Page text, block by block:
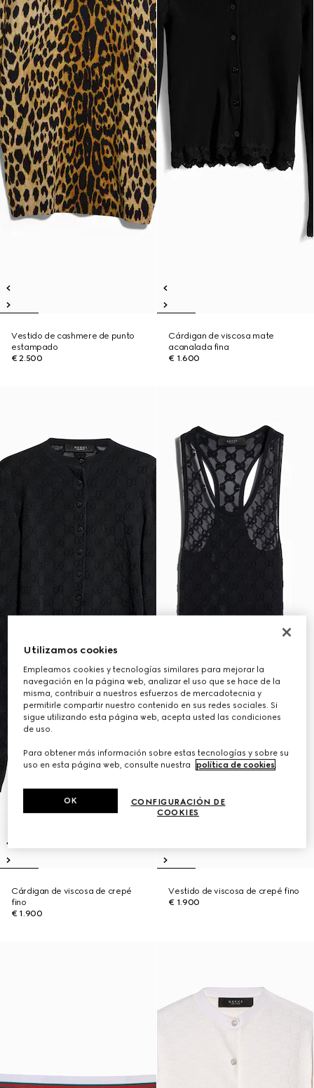
Vestido de cashmere de punto
estampado
€ 2.500
Cárdigan de viscosa mate
acanalada fina
€ 1.600
Cárdigan de viscosa de crepé
fino
€ 1.900
Vestido de viscosa de crepé fino
€ 1.900
Utilizamos cookies
Empleamos cookies y tecnologías similares para mejorar la
navegación en la página web, analizar el uso que se hace de la
misma, contribuir a nuestros esfuerzos de mercadotecnia y
permitirle compartir nuestro contenido en sus redes sociales. Si
sigue utilizando esta página web, acepta usted las condiciones
de uso.
Para obtener más información sobre estas tecnologías y sobre su
uso en esta página web, consulte nuestra
política de cookies.
CONFIGURACIÓN DE
COOKIES
OK